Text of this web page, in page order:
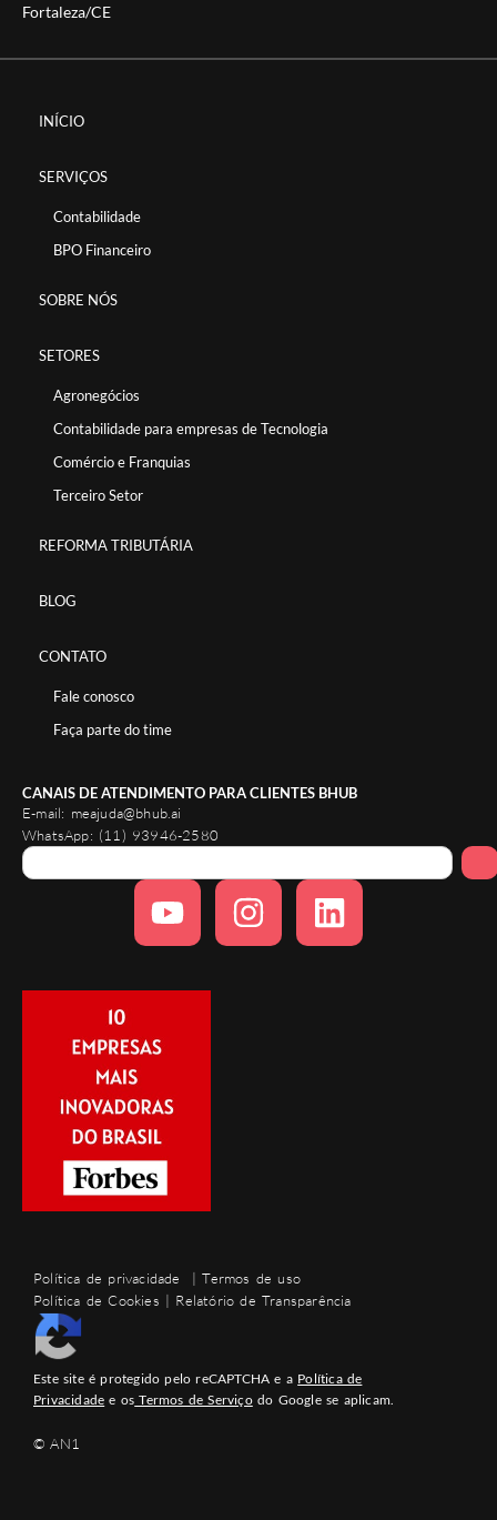
Fortaleza/CE
INÍCIO
SERVIÇOS
Contabilidade
BPO Financeiro
SOBRE NÓS
SETORES
Agronegócios
Contabilidade para empresas de Tecnologia
Comércio e Franquias
Terceiro Setor
REFORMA TRIBUTÁRIA
BLOG
CONTATO
Fale conosco
Faça parte do time
CANAIS DE ATENDIMENTO PARA CLIENTES BHUB
E-mail: meajuda@bhub.ai
WhatsApp: (11) 93946-2580
Política de privacidade |Termos de uso
Política de Cookies | Relatório de Transparência
Este site é protegido pelo reCAPTCHA e a Política de
Privacidade e os Termos de Serviçodo Google se aplicam.
© AN1